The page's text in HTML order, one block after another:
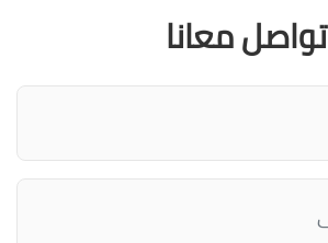
تواصل معانا